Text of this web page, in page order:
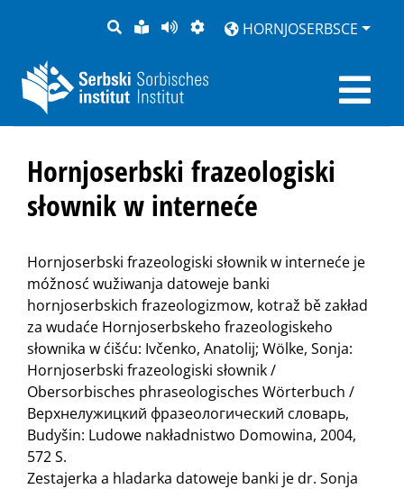
PYTANJE
LOCHKA
RĚČ
STRONU
PŘEDČITAĆ
ZWOBRAZNJENJE
HORNJOSERBSCE
Hornjoserbski frazeologiski
słownik w interneće
Hornjoserbski frazeologiski słownik w interneće je
móžnosć wužiwanja datoweje banki
hornjoserbskich frazeologizmow, kotraž bě zakład
za wudaće Hornjoserbskeho frazeologiskeho
słownika w ćišću: Ivčenko, Anatolij; Wölke, Sonja:
Hornjoserbski frazeologiski słownik /
Obersorbisches phraseologisches Wörterbuch /
Верхнелужицкий фразеологический словарь,
Budyšin: Ludowe nakładnistwo Domowina, 2004,
572 S.
Zestajerka a hladarka datoweje banki je dr. Sonja